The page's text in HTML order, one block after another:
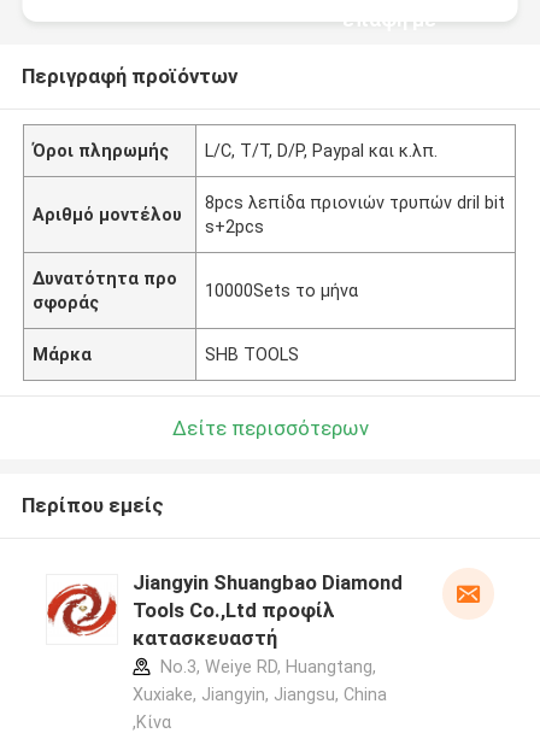
επαφή με
Περιγραφή προϊόντων
Όροι πληρωμής L/C, T/T, D/P, Paypal και κ.λπ.
Αριθμό μοντέλου
8pcs λεπίδα πριονιών τρυπών dril bit
s+2pcs
Δυνατότητα προ
σφοράς
10000Sets το μήνα
Μάρκα SHB TOOLS
Δείτε περισσότερων
Περίπου εμείς
Jiangyin Shuangbao Diamond
Tools Co.,Ltd προφίλ
κατασκευαστή
No.3, Weiye RD, Huangtang,
Xuxiake, Jiangyin, Jiangsu, China
,Κίνα